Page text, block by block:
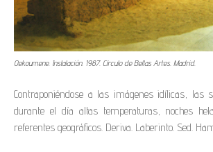
Oekoumene. Instalación. 1987. Círculo de Bellas Artes. Madrid.
Contraponiéndose a las imágenes idílicas, las
durante el día altas temperaturas, noches
referentes geográficos. Deriva. Laberinto. Sed.